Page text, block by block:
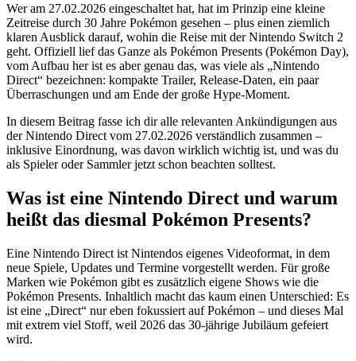
Wer am 27.02.2026 eingeschaltet hat, hat im Prinzip eine kleine
Zeitreise durch 30 Jahre Pokémon gesehen – plus einen ziemlich
klaren Ausblick darauf, wohin die Reise mit der Nintendo Switch 2
geht. Offiziell lief das Ganze als Pokémon Presents (Pokémon Day),
vom Aufbau her ist es aber genau das, was viele als „Nintendo
Direct“ bezeichnen: kompakte Trailer, Release-Daten, ein paar
Überraschungen und am Ende der große Hype-Moment.
In diesem Beitrag fasse ich dir alle relevanten Ankündigungen aus
der Nintendo Direct vom 27.02.2026 verständlich zusammen –
inklusive Einordnung, was davon wirklich wichtig ist, und was du
als Spieler oder Sammler jetzt schon beachten solltest.
Was ist eine Nintendo Direct und warum
heißt das diesmal Pokémon Presents?
Eine Nintendo Direct ist Nintendos eigenes Videoformat, in dem
neue Spiele, Updates und Termine vorgestellt werden. Für große
Marken wie Pokémon gibt es zusätzlich eigene Shows wie die
Pokémon Presents. Inhaltlich macht das kaum einen Unterschied: Es
ist eine „Direct“ nur eben fokussiert auf Pokémon – und dieses Mal
mit extrem viel Stoff, weil 2026 das 30-jährige Jubiläum gefeiert
wird.